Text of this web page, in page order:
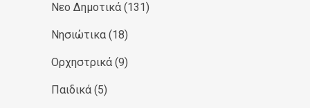
Νεο Δημοτικά (131)
Νησιώτικα (18)
Ορχηστρικά (9)
Παιδικά (5)